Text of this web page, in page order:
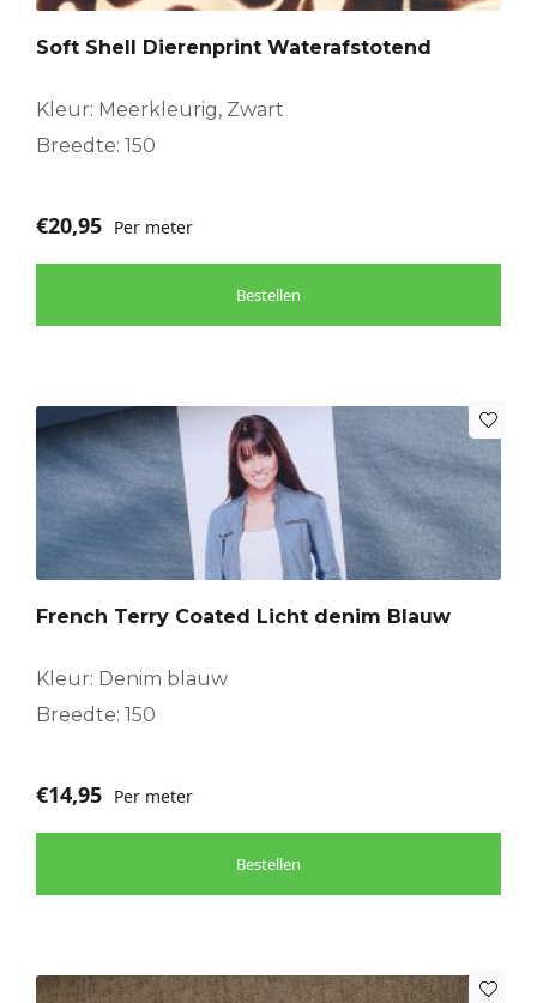
Soft Shell Dierenprint Waterafstotend
Kleur: Meerkleurig, Zwart
Breedte: 150
€20,95 Per meter
Bestellen
French Terry Coated Licht denim Blauw
Kleur: Denim blauw
Breedte: 150
€14,95 Per meter
Bestellen